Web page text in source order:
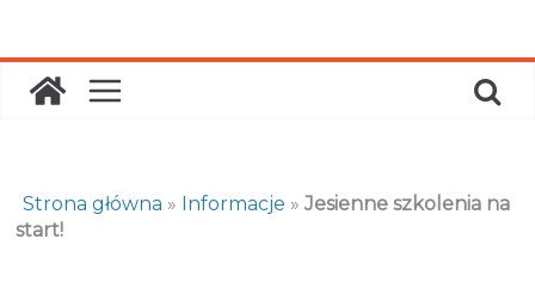
content
Strona główna » Informacje »Jesienne szkolenia na
start!